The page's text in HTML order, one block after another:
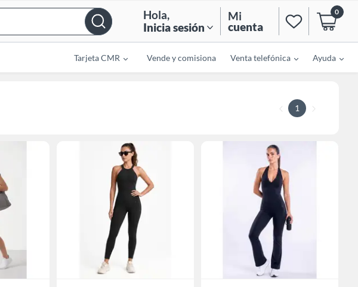
Hola,
Inicia sesión
Mi
cuenta
0
Tarjeta CMR Vende y comisiona Venta telefónica Ayuda
1